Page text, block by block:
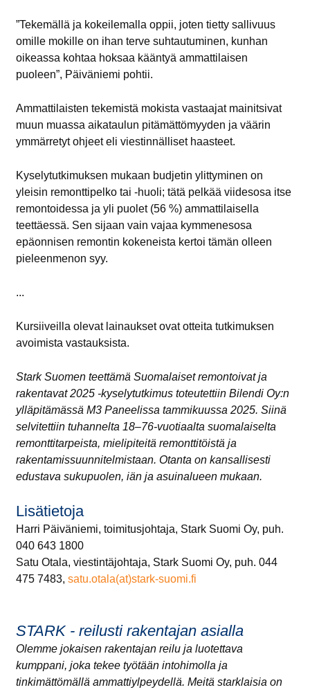
”Tekemällä ja kokeilemalla oppii, joten tietty sallivuus
omille mokille on ihan terve suhtautuminen, kunhan
oikeassa kohtaa hoksaa kääntyä ammattilaisen
puoleen”, Päiväniemi pohtii.
Ammattilaisten tekemistä mokista vastaajat mainitsivat
muun muassa aikataulun pitämättömyyden ja väärin
ymmärretyt ohjeet eli viestinnälliset haasteet.
Kyselytutkimuksen mukaan budjetin ylittyminen on
yleisin remonttipelko tai -huoli; tätä pelkää viidesosa itse
remontoidessa ja yli puolet (56 %) ammattilaisella
teettäessä. Sen sijaan vain vajaa kymmenesosa
epäonnisen remontin kokeneista kertoi tämän olleen
pieleenmenon syy.
...
Kursiiveilla olevat lainaukset ovat otteita tutkimuksen
avoimista vastauksista.
Stark Suomen teettämä Suomalaiset remontoivat ja
rakentavat 2025 -kyselytutkimus toteutettiin Bilendi Oy:n
ylläpitämässä M3 Paneelissa tammikuussa 2025. Siinä
selvitettiin tuhannelta 18–76-vuotiaalta suomalaiselta
remonttitarpeista, mielipiteitä remonttitöistä ja
rakentamissuunnitelmistaan. Otanta on kansallisesti
edustava sukupuolen, iän ja asuinalueen mukaan.
Lisätietoja
Harri Päiväniemi, toimitusjohtaja, Stark Suomi Oy, puh.
040 643 1800
Satu Otala, viestintäjohtaja, Stark Suomi Oy, puh. 044
475 7483, satu.otala(at)stark-suomi.fi
STARK - reilusti rakentajan asialla
Olemme jokaisen rakentajan reilu ja luotettava
kumppani, joka tekee työtään intohimolla ja
tinkimättömällä ammattiylpeydellä. Meitä starklaisia on